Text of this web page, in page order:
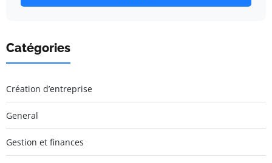
Catégories
Création d’entreprise
General
Gestion et finances